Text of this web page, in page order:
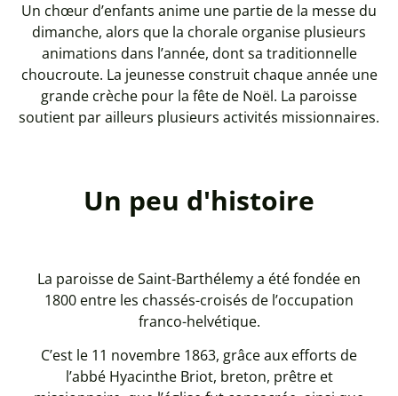
Un chœur d’enfants anime une partie de la messe du
dimanche, alors que la chorale organise plusieurs
animations dans l’année, dont sa traditionnelle
choucroute. La jeunesse construit chaque année une
grande crèche pour la fête de Noël. La paroisse
soutient par ailleurs plusieurs activités missionnaires.
Un peu d'histoire
La paroisse de Saint-Barthélemy a été fondée en
1800 entre les chassés-croisés de l’occupation
franco-helvétique.
C’est le 11 novembre 1863, grâce aux efforts de
l’abbé Hyacinthe Briot, breton, prêtre et